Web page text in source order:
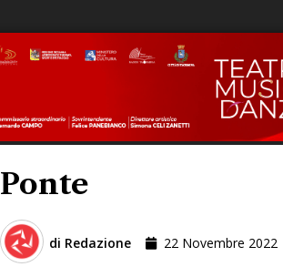
Ponte
di Redazione 22 Novembre 2022